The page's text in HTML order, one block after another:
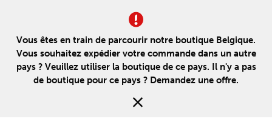
Vous êtes en train de parcourir notre boutique Belgique.
Vous souhaitez expédier votre commande dans un autre
pays ? Veuillez utiliser la boutique de ce pays. Il n'y a pas
de boutique pour ce pays ? Demandez une offre.